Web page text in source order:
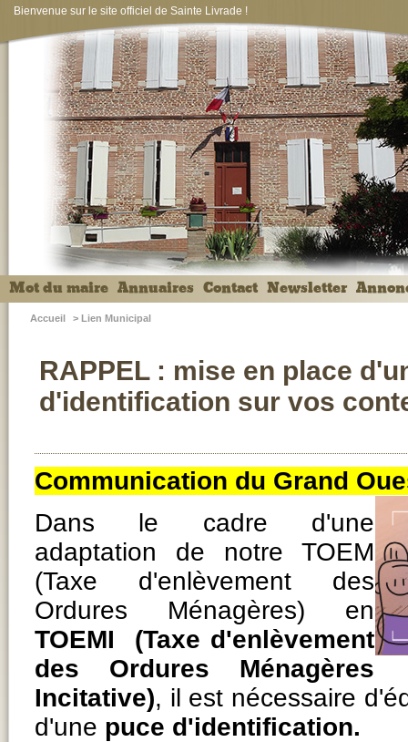
Bienvenue sur le site officiel de Sainte Livrade !
Mot du maire Annuaires Contact Newsletter
Accueil > Lien Municipal
RAPPEL : mise en place
d'identification sur vos
Communication du Grand
Dans le cadre d'une
adaptation de notre TOEM
(Taxe d'enlèvement des
Ordures Ménagères) en
TOEMI (Taxe d'enlèvement
des Ordures Ménagères
Incitative), il est nécessaire
d'une puce d'identification.